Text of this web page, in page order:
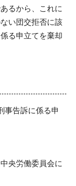
るから、これに
い団交拒否に該
る申立てを棄却
事告訴に係る申
央労働委員会に